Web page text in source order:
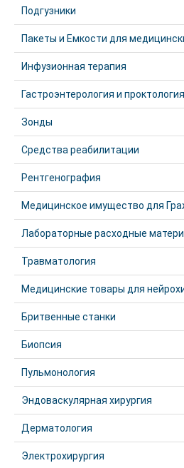
Подгузники
Пакеты и Емкости для
Инфузионная терапия
Гастроэнтерология и проктология
Зонды
Средства реабилитации
Рентгенография
Медицинское имущество для
Лабораторные расходные
Травматология
Медицинские товары для
Бритвенные станки
Биопсия
Пульмонология
Эндоваскулярная хирургия
Дерматология
Электрохирургия